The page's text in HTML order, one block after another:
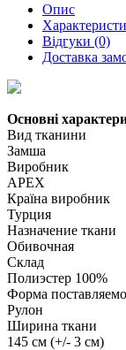
Опис
Відгуки (0)
Доставка
Основні
Вид тканини
Замша
Виробник
APEX
Країна виробник
Турция
Назначение ткани
Обивочная
Склад
Полиэстер 100%
Форма
Рулон
Ширина ткани
145 см (+/- 3 см)